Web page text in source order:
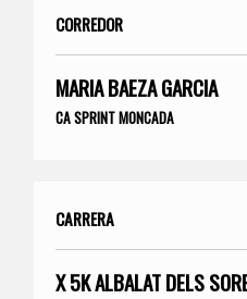
CORREDOR
MARIA BAEZA GARCIA
CA SPRINT MONCADA
CARRERA
X 5K ALBALAT DELS